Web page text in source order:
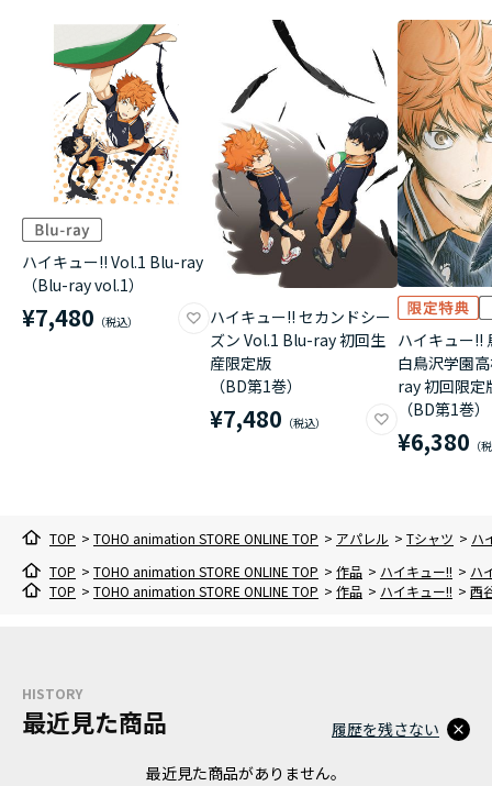
ハイキュー!! Vol.1 Blu-ray
（Blu-ray vol.1）
¥7,480
ハイキュー!! セカンドシー
ズン Vol.1 Blu-ray 初回生
産限定版
（BD第1巻）
¥7,480
ハイキュー!!
白鳥沢学園
ray 初回限定
（BD第1巻）
¥6,380
TOP > TOHO animation STORE ONLINE TOP > アパレル > Tシャツ > ハ
TOP > TOHO animation STORE ONLINE TOP > 作品 > ハイキュー!! > ハ
TOP > TOHO animation STORE ONLINE TOP > 作品 > ハイキュー!! > 西
HISTORY
最近見た商品
最近見た商品がありません。
履歴を残さない